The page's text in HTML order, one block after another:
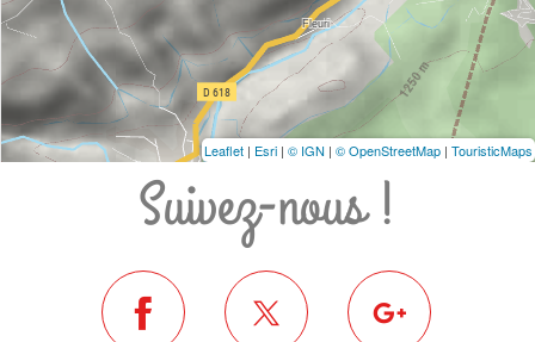
Leaflet | Esri | © IGN | © OpenStreetMap | TouristicMaps
Suivez-nous !